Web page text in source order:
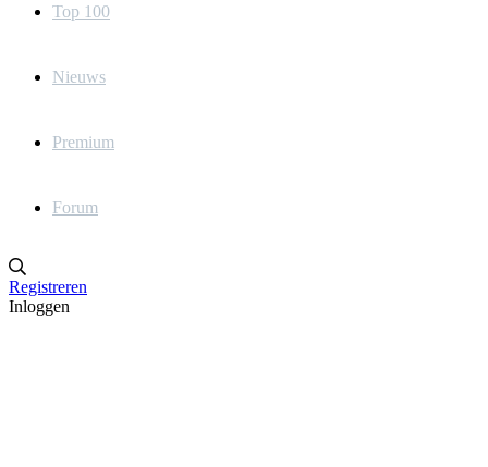
Top 100
Nieuws
Premium
Forum
Registreren
Inloggen